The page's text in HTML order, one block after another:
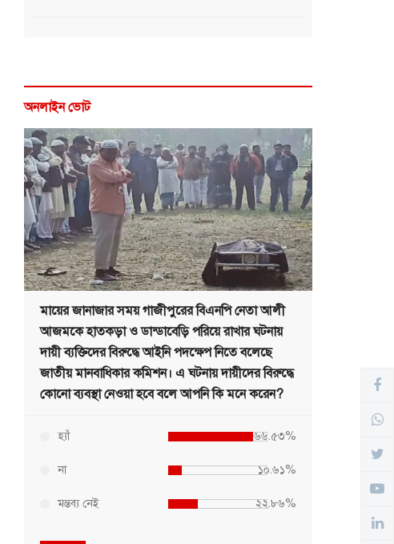
অনলাইন ভোট
মায়ের জানাজার সময় গাজীপুরের বিএনপি নেতা আলী
আজমকে হাতকড়া ও ডান্ডাবেড়ি পরিয়ে রাখার ঘটনায়
দায়ী ব্যক্তিদের বিরুদ্ধে আইনি পদক্ষেপ নিতে বলেছে
জাতীয় মানবাধিকার কমিশন। এ ঘটনায় দায়ীদের বিরুদ্ধে
কোনো ব্যবস্থা নেওয়া হবে বলে আপনি কি মনে করেন?
হ্যাঁ ৬৬.৫৩%
না ১০.৬১%
মন্তব্য নেই ২২.৮৬%